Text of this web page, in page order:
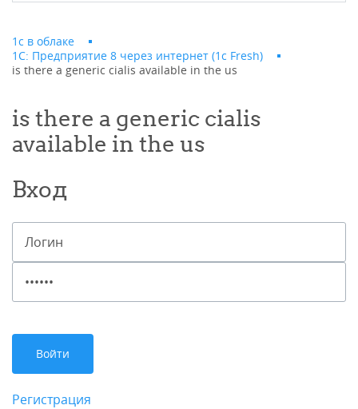
1с в облаке
1С: Предприятие 8 через интернет (1c Fresh)
is there a generic cialis available in the us
is there a generic cialis
available in the us
Вход
Регистрация